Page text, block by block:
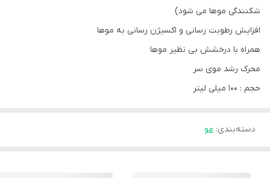
شکنندگی موها می شود)
افزایش رطوبت رسانی و اکسیژن رسانی به موها
همراه با درخشش بی نظیر موها
محرک رشد موی سر
حجم : 100 میلی لیتر
دسته‌بندی: مو